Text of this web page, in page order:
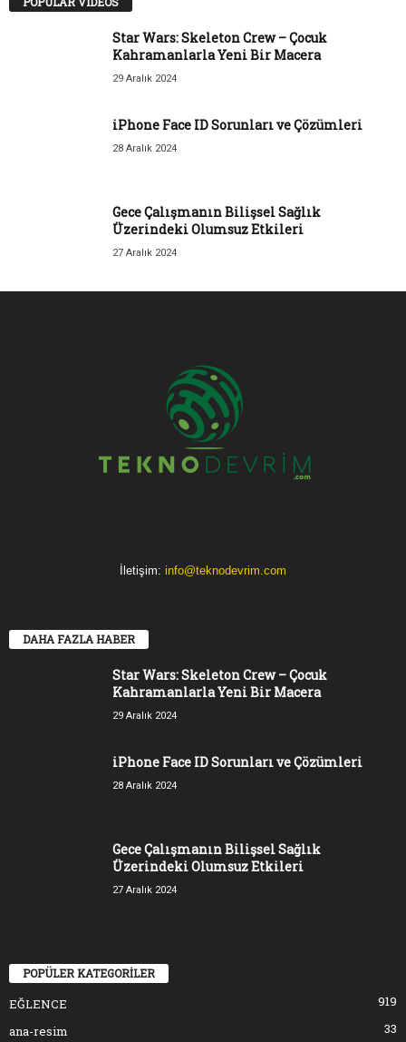
Star Wars: Skeleton Crew – Çocuk
Kahramanlarla Yeni Bir Macera
29 Aralık 2024
iPhone Face ID Sorunları ve Çözümleri
28 Aralık 2024
Gece Çalışmanın Bilişsel Sağlık
Üzerindeki Olumsuz Etkileri
27 Aralık 2024
İletişim: info@teknodevrim.com
DAHA FAZLA HABER
Star Wars: Skeleton Crew – Çocuk
Kahramanlarla Yeni Bir Macera
29 Aralık 2024
iPhone Face ID Sorunları ve Çözümleri
28 Aralık 2024
Gece Çalışmanın Bilişsel Sağlık
Üzerindeki Olumsuz Etkileri
27 Aralık 2024
POPÜLER KATEGORİLER
EĞLENCE
919
ana-resim
33